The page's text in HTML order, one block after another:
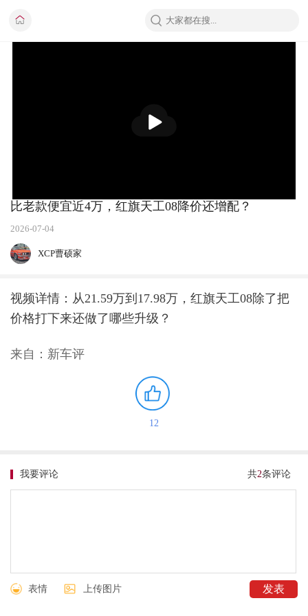
放
比老款便宜近4万，红旗天工08降价还增配？
2026-07-04
XCP曹硕家
视频详情：从21.59万到17.98万，红旗天工08除了把
价格打下来还做了哪些升级？
来自：新车评
12
共2条评论
我要评论
表情 上传图片